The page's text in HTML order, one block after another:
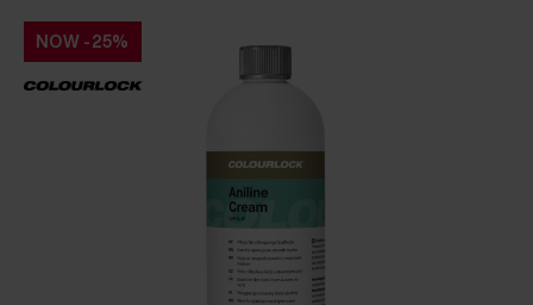
NOW -25%
NOW -25%